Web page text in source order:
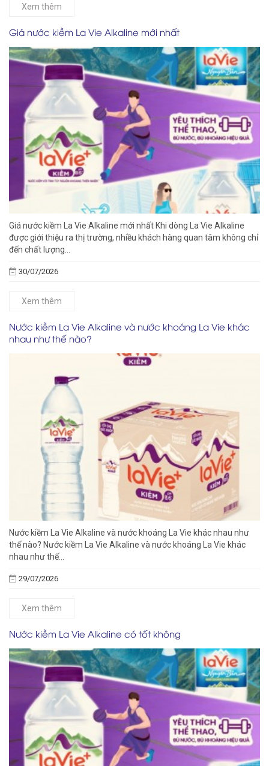
Xem thêm
Giá nước kiềm La Vie Alkaline mới nhất
Giá nước kiềm La Vie Alkaline mới nhất Khi dòng La Vie Alkaline
được giới thiệu ra thị trường, nhiều khách hàng quan tâm không chỉ
đến chất lượng...
30/07/2026
Xem thêm
Nước kiềm La Vie Alkaline và nước khoáng La Vie khác
nhau như thế nào?
Nước kiềm La Vie Alkaline và nước khoáng La Vie khác nhau như
thế nào? Nước kiềm La Vie Alkaline và nước khoáng La Vie khác
nhau như thế...
29/07/2026
Xem thêm
Nước kiềm La Vie Alkaline có tốt không